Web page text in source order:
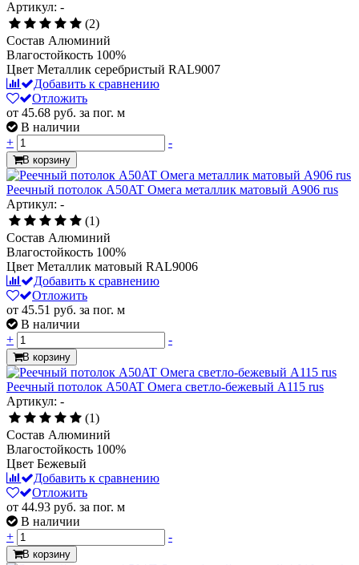
Артикул: -
(2)
Состав Алюминий
Влагостойкость 100%
Цвет Металлик серебристый RAL9007
Добавить к сравнению
Отложить
от 45.68 руб. за пог. м
В наличии
+
-
В корзину
Реечный потолок A50AT Омега металлик матовый А906 rus
Артикул: -
(1)
Состав Алюминий
Влагостойкость 100%
Цвет Металлик матовый RAL9006
Добавить к сравнению
Отложить
от 45.51 руб. за пог. м
В наличии
+
-
В корзину
Реечный потолок A50AT Омега светло-бежевый А115 rus
Артикул: -
(1)
Состав Алюминий
Влагостойкость 100%
Цвет Бежевый
Добавить к сравнению
Отложить
от 44.93 руб. за пог. м
В наличии
+
-
В корзину